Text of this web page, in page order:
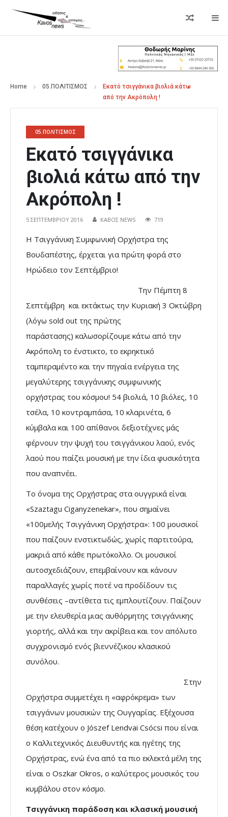
Home 05.ΠΟΛΙΤΙΣΜΟΣ
Εκατό τσιγγάνικα βιολιά κάτω
από την Ακρόπολη !
05.ΠΟΛΙΤΙΣΜΟΣ
Εκατό τσιγγάνικα
βιολιά κάτω από την
Ακρόπολη !
5 ΣΕΠΤΕΜΒΡΊΟΥ 2016 ΚΑΒΟΣ NEWS 719
Η Τσιγγάνικη Συμφωνική Ορχήστρα της
Βουδαπέστης, έρχεται για πρώτη φορά στο
Ηρώδειο τον Σεπτέμβριο!
Την Πέμπτη 8
Σεπτέμβρη και εκτάκτως την Κυριακή 3 Οκτώβρη
(λόγω sold out της πρώτης
παράστασης) καλωσορίζουμε κάτω από την
Ακρόπολη το ένστικτο, το εκρηκτικό
ταμπεραμέντο και την πηγαία ενέργεια της
μεγαλύτερης τσιγγάνικης συμφωνικής
ορχήστρας του κόσμου! 54 βιολιά, 10 βιόλες, 10
τσέλα, 10 κοντραμπάσα, 10 κλαρινέτα, 6
κύμβαλα και 100 απίθανοι δεξιοτέχνες μάς
φέρνουν την ψυχή του τσιγγάνικου λαού, ενός
λαού που παίζει μουσική με την ίδια φυσικότητα
που αναπνέει.
Το όνομα της Ορχήστρας στα ουγγρικά είναι
«Szaztagu Ciganyzenekar», που σημαίνει
«100μελής Τσιγγάνικη Ορχήστρα»: 100 μουσικοί
που παίζουν ενστικτωδώς, χωρίς παρτιτούρα,
μακριά από κάθε πρωτόκολλο. Οι μουσικοί
αυτοσχεδιάζουν, επεμβαίνουν και κάνουν
παραλλαγές χωρίς ποτέ να προδίδουν τις
συνθέσεις –αντίθετα τις εμπλουτίζουν. Παίζουν
με την ελευθερία μιας αυθόρμητης τσιγγάνικης
γιορτής, αλλά και την ακρίβεια και τον απόλυτο
συγχρονισμό ενός βιεννέζικου κλασικού
συνόλου.
Στην
Ορχήστρα συμμετέχει η «αφρόκρεμα» των
τσιγγάνων μουσικών της Ουγγαρίας. Εξέχουσα
θέση κατέχουν ο Jószef Lendvai Csócsi που είναι
ο Καλλιτεχνικός Διευθυντής και ηγέτης της
Ορχήστρας, ενώ ένα από τα πιο εκλεκτά μέλη της
είναι ο Oszkar Okros, ο καλύτερος μουσικός του
κυμβάλου στον κόσμο.
Τσιγγάνικη παράδοση και κλασική μουσική